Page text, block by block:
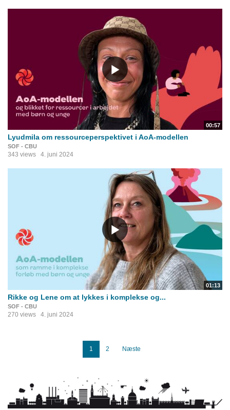
00:57
Lyudmila om ressourceperspektivet i AoA-modellen
SOF - CBU
343 views 4. juni 2024
01:13
Rikke og Lene om at lykkes i komplekse og...
SOF - CBU
270 views 4. juni 2024
1 2 Næste